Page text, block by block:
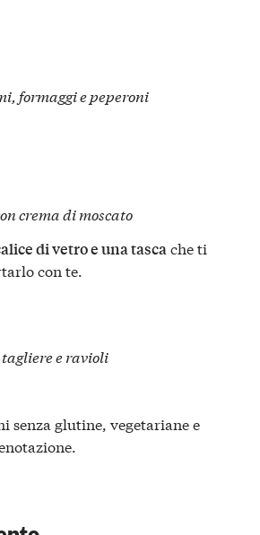
formaggi e peperoni
crema di moscato
di vetro e una tascache ti
con te.
e ravioli
senza glutine, vegetariane e